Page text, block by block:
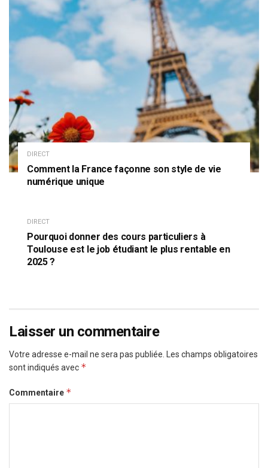
DIRECT
Comment la France façonne son style de vie
numérique unique
DIRECT
Pourquoi donner des cours particuliers à
Toulouse est le job étudiant le plus rentable en
2025 ?
Laisser un commentaire
Votre adresse e-mail ne sera pas publiée.
Les champs obligatoires
sont indiqués avec *
Commentaire *